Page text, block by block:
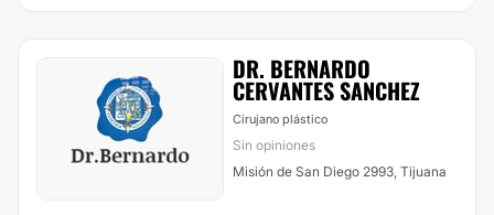
DR. BERNARDO
CERVANTES SANCHEZ
Cirujano plástico
Sin opiniones
Misión de San Diego 2993, Tijuana